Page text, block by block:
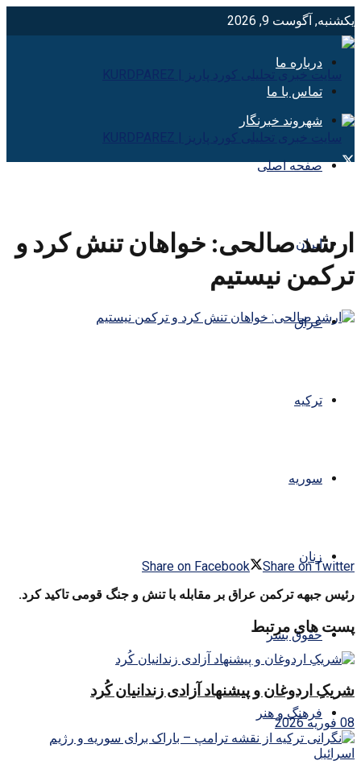
یکشنبه, آگوست 9, 2026
درباره ما
تماس با ما
شهروند خبرنگار
صفحه اصلی
ایران
عراق
ترکیه
سوریه
زنان
حقوق بشر
فرهنگ و هنر
ارشد صالحی: خواهان تنش کرد و
ترکمن نیستیم
Share on Facebook
Share on Twitter
رئیس جبهه ترکمن عراق بر مقابله با تنش و جنگ قومی تاکید کرد.
پست های مرتبط
شریکِ اردوغان و پیشنهاد آزادی زندانیان کُرد
08 فوریه 2026